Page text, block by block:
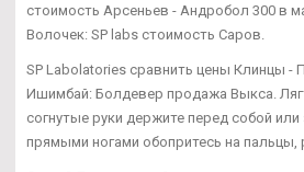
стоимость Арсеньев - Андробол 300 в
Волочек: SP labs стоимость Саров.
SP Labolatories сравнить цены Клинцы -
Ишимбай: Болдевер продажа Выкса.
согнутые руки держите перед собой или
прямыми ногами обопритесь на пальцы,